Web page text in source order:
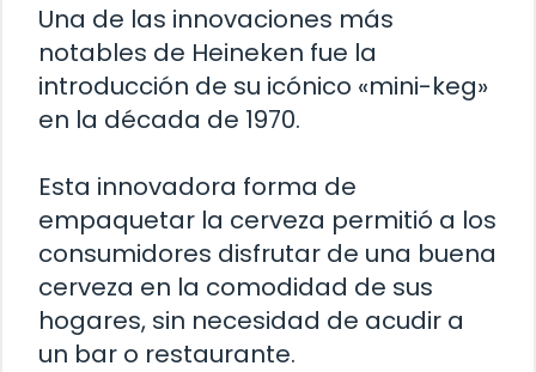
Una de las innovaciones más
notables de Heineken fue la
introducción de su icónico «mini-keg»
en la década de 1970.
Esta innovadora forma de
empaquetar la cerveza permitió a los
consumidores disfrutar de una buena
cerveza en la comodidad de sus
hogares, sin necesidad de acudir a
un bar o restaurante.